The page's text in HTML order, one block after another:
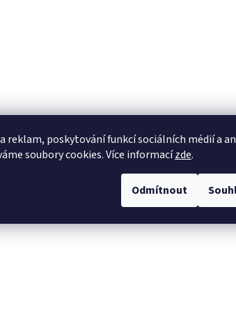
reklam, poskytování funkcí sociálních médií a
soubory cookies. Více informacízde.
Odmítnout